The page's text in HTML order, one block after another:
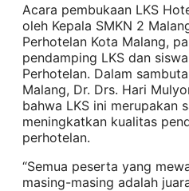
Acara pembukaan LKS
oleh Kepala SMKN 2
Perhotelan Kota Malang,
pendamping LKS dan
Perhotelan. Dalam
Malang, Dr. Drs. Hari
bahwa LKS ini merupakan
meningkatkan kualitas
perhotelan.
“Semua peserta yang
masing-masing adalah